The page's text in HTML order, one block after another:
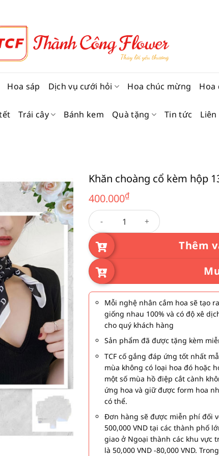
Hoa sáp Dịch vụ cưới hỏi Hoa chúc mừng Hoa
Trái cây Bánh kem Quà tặng Tin tức Liên
Khăn choàng cổ kèm hộp
400.000₫
Khăn choàng cổ kèm hộp 13 số lượng
Thêm
Mỗi nghệ nhân cắm hoa sẽ tạo
giống nhau 100% và có độ xê
cho quý khách hàng
Sản phẩm đã được tặng kèm
TCF cố gắng đáp ứng tốt nhất
mùa không có loại hoa đó hoặc
một số mùa hồ điệp cắt cành
ứng hoa và giữ được form hoa
có thể.
Đơn hàng sẽ được miễn phí đối
500,000 VND tại các thành phố
giao ở Ngoại thành các khu vực
là 50,000 VND -80,000 VND.